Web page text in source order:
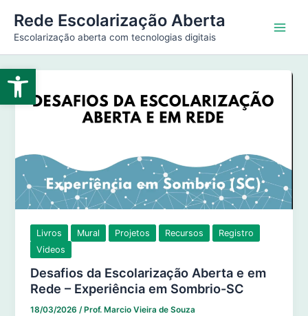
Abrir a barra de ferramentas
para
conteúdo
Rede Escolarização Aberta
Escolarização aberta com tecnologias digitais
Livros Mural Projetos Recursos
Registro
Videos
Desafios da Escolarização Aberta e em
Rede – Experiência em Sombrio-SC
18/03/2026/ Prof. Marcio Vieira de Souza